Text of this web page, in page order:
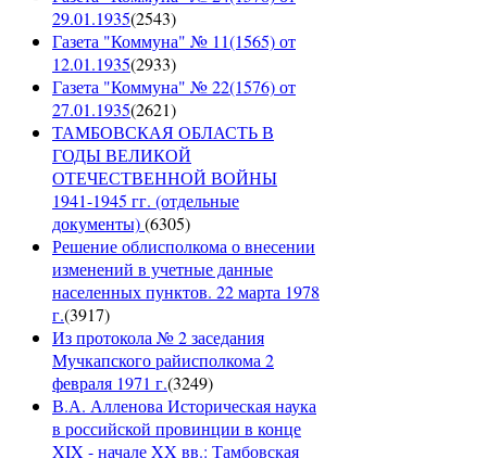
29.01.1935(2543)
Газета "Коммуна" № 11(1565) от
12.01.1935(2933)
Газета "Коммуна" № 22(1576) от
27.01.1935(2621)
ТАМБОВСКАЯ ОБЛАСТЬ В
ГОДЫ ВЕЛИКОЙ
ОТЕЧЕСТВЕННОЙ ВОЙНЫ
1941-1945 гг. (отдельные
документы)(6305)
Решение облисполкома о внесении
изменений в учетные данные
населенных пунктов. 22 марта 1978
г.(3917)
Из протокола № 2 заседания
Мучкапского райисполкома 2
февраля 1971 г.(3249)
В.А. Алленова Историческая наука
в российской провинции в конце
XIX - начале XX вв.: Тамбовская